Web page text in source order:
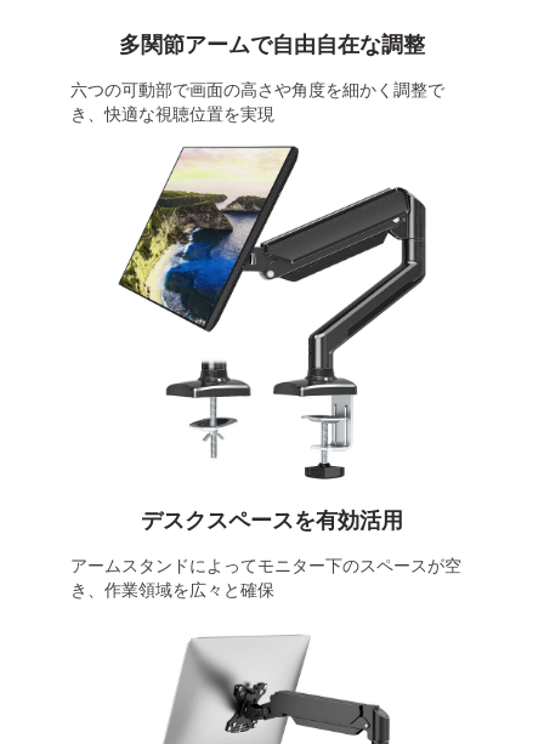
多関節アームで自由自在な調整
六つの可動部で画面の高さや角度を細かく調整で
き、快適な視聴位置を実現
デスクスペースを有効活用
アームスタンドによってモニター下のスペースが空
き、作業領域を広々と確保